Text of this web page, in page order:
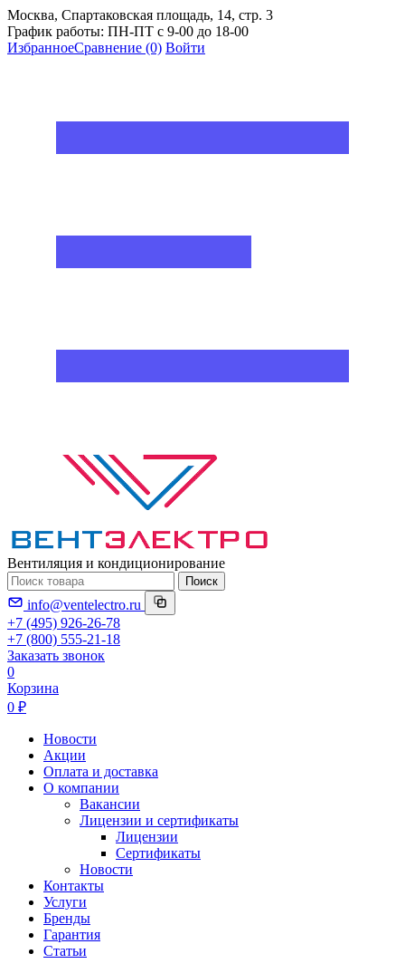
Москва, Спартаковская площадь, 14, стр. 3
График работы: ПН-ПТ с 9-00 до 18-00
ИзбранноеСравнение (0) Войти
Вентиляция и кондиционирование
Поиск
info@ventelectro.ru
+7 (495) 926-26-78
+7 (800) 555-21-18
Заказать звонок
0
Корзина
0 ₽
Новости
Акции
Оплата и доставка
О компании
Вакансии
Лицензии и сертификаты
Лицензии
Сертификаты
Новости
Контакты
Услуги
Бренды
Гарантия
Статьи